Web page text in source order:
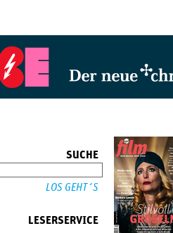
SUCHE
LESERSERVICE